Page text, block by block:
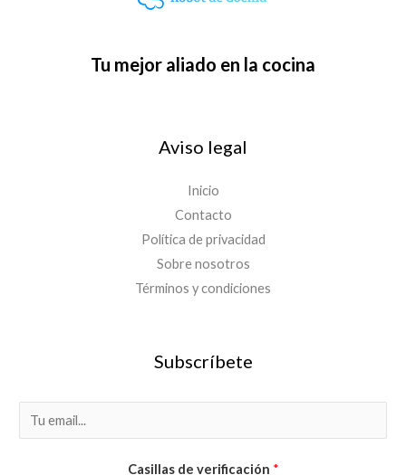
Tu mejor aliado en la cocina
Aviso legal
Inicio
Contacto
Política de privacidad
Sobre nosotros
Términos y condiciones
Subscríbete
m
Casillas de verificación *